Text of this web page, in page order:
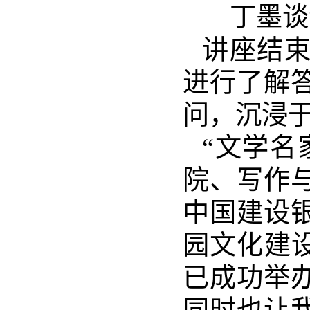
丁墨谈
讲座结
进行了解
问，沉浸
“文学名
院、写作
中国建设
园文化建
已成功举